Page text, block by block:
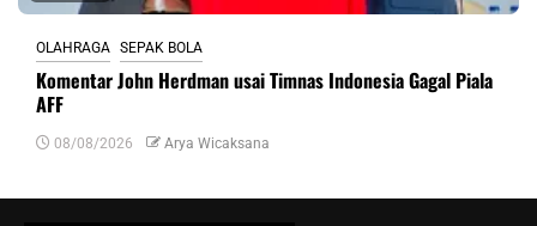
OLAHRAGA SEPAK BOLA
Komentar John Herdman usai Timnas Indonesia Gagal Piala
AFF
08/08/2026 Arya Wicaksana